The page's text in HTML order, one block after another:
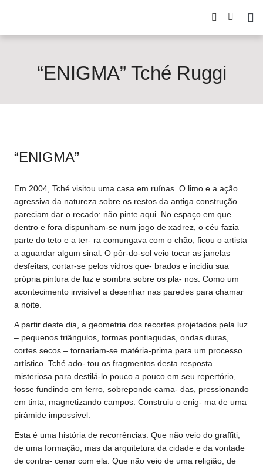
“ENIGMA” Tché Ruggi
“ENIGMA”
Em 2004, Tché visitou uma casa em ruínas. O limo e a ação
agressiva da natureza sobre os restos da antiga construção
pareciam dar o recado: não pinte aqui. No espaço em que
dentro e fora dispunham-se num jogo de xadrez, o céu fazia
parte do teto e a ter- ra comungava com o chão, ficou o artista
a aguardar algum sinal. O pôr-do-sol veio tocar as janelas
desfeitas, cortar-se pelos vidros que- brados e incidiu sua
própria pintura de luz e sombra sobre os pla- nos. Como um
acontecimento invisível a desenhar nas paredes para chamar
a noite.
A partir deste dia, a geometria dos recortes projetados pela luz
– pequenos triângulos, formas pontiagudas, ondas duras,
cortes secos – tornariam-se matéria-prima para um processo
artístico. Tché ado- tou os fragmentos desta resposta
misteriosa para destilá-lo pouco a pouco em seu repertório,
fosse fundindo em ferro, sobrepondo cama- das, pressionando
em tinta, magnetizando campos. Construiu o enig- ma de uma
pirâmide impossível.
Esta é uma história de recorrências. Que não veio do graffiti,
de uma formação, mas da arquitetura da cidade e da vontade
de contra- cenar com ela. Que não veio de uma religião, de